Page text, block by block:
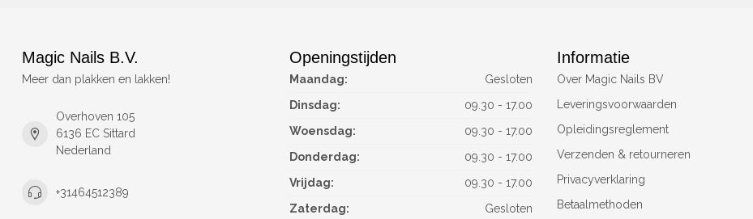
Magic Nails B.V.
Meer dan plakken en lakken!
Overhoven 105
6136 EC Sittard
Nederland
+31464512389
Openingstijden
Maandag:
Gesloten
Dinsdag:
09.30 - 17.00
Woensdag:
09.30 - 17.00
Donderdag:
09.30 - 17.00
Vrijdag:
09.30 - 17.00
Zaterdag:
Gesloten
Informatie
Over Magic Nails BV
Leveringsvoorwaarden
Opleidingsreglement
Verzenden & retourneren
Privacyverklaring
Betaalmethoden